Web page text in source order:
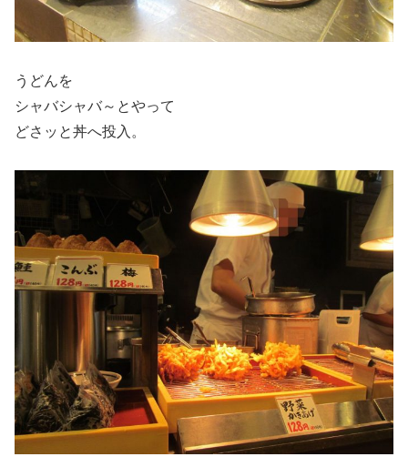
うどんを
シャバシャバ～とやって
どさッと丼へ投入。